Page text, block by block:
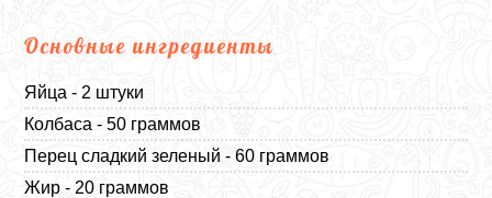
Основные ингредиенты
Яйца - 2 штуки
Колбаса - 50 граммов
Перец сладкий зеленый - 60 граммов
Жир - 20 граммов